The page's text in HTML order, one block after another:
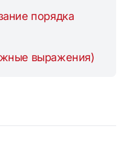
порядка
выражения)